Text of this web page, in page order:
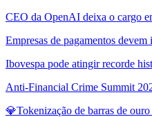
CEO da OpenAI deixa o cargo
Empresas de pagamentos
Ibovespa pode atingir recorde
Anti-Financial Crime Summit
💎Tokenização de barras de